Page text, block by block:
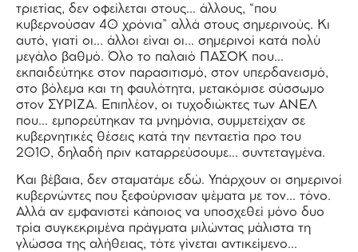
τριετίας, δεν οφείλεται στους… άλλους, “που
κυβερνούσαν 40 χρόνια” αλλά στους σημερινούς. Κι
αυτό, γιατί οι… άλλοι είναι οι… σημερινοί κατά πολύ
μεγάλο βαθμό. Όλο το παλαιό ΠΑΣΟΚ που…
εκπαιδεύτηκε στον παρασιτισμό, στον υπερδανεισμό,
στο βόλεμα και τη φαυλότητα, μετακόμισε σύσσωμο
στον ΣΥΡΙΖΑ. Επιπλέον, οι τυχοδιώκτες των ΑΝΕΛ
που… εμπορεύτηκαν τα μνημόνια, συμμετείχαν σε
κυβερνητικές θέσεις κατά την πενταετία προ του
2010, δηλαδή πριν καταρρεύσουμε… συντεταγμένα.
Και βέβαια, δεν σταματάμε εδώ. Υπάρχουν οι σημερινοί
κυβερνώντες που ξεφούρνισαν ψέματα με τον… τόνο.
Αλλά αν εμφανιστεί κάποιος να υποσχεθεί μόνο δυο
τρία συγκεκριμένα πράγματα μιλώντας μάλιστα τη
γλώσσα της αλήθειας, τότε γίνεται αντικείμενο…